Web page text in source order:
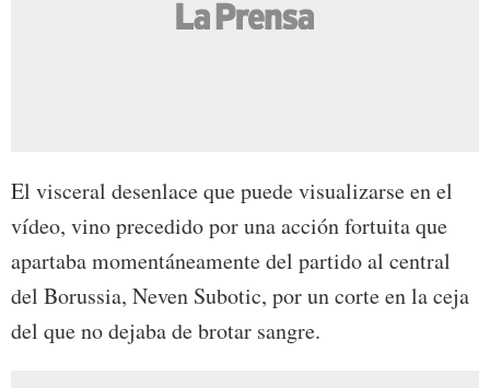
El visceral desenlace que puede visualizarse en el
vídeo, vino precedido por una acción fortuita que
apartaba momentáneamente del partido al central
del Borussia, Neven Subotic, por un corte en la ceja
del que no dejaba de brotar sangre.